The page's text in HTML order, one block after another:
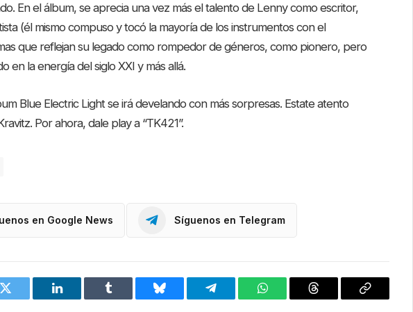
En el álbum, se aprecia una vez más el talento de Lenny como escritor,
(él mismo compuso y tocó la mayoría de los instrumentos con el
que reflejan su legado como rompedor de géneros, como pionero, pero
en la energía del siglo XXI y más allá.
Blue Electric Light se irá develando con más sorpresas. Estate atento
Por ahora, dale play a “TK421”.
en Google News Síguenos en Telegram
Twitter LinkedIn Tumblr Bluesky Telegram WhatsAppThreads
Copiar